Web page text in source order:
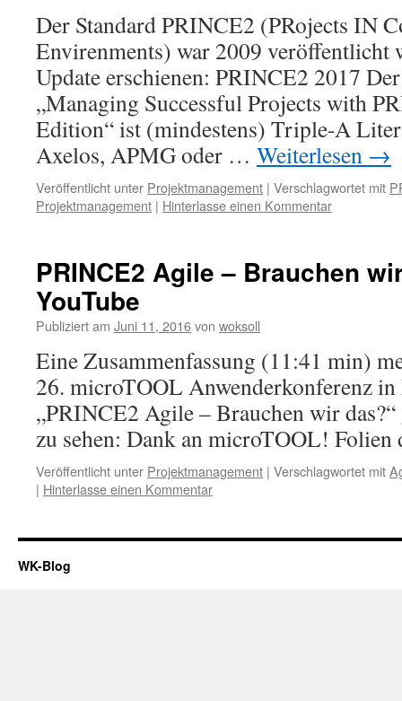
Der Standard PRINCE2 (PRojects IN
Envirenments) war 2009 veröffentlicht
Update erschienen: PRINCE2 2017
„Managing Successful Projects with
Edition“ ist (mindestens) Triple-A
Axelos, APMG oder … Weiterlesen →
Veröffentlicht unter Projektmanagement | Verschlagwortet mit
Projektmanagement | Hinterlasse einen Kommentar
PRINCE2 Agile – Brauchen
YouTube
Publiziert am Juni 11, 2016von woksoll
Eine Zusammenfassung (11:41 min)
26. microTOOL Anwenderkonferenz
„PRINCE2 Agile – Brauchen wir
zu sehen: Dank an microTOOL! Folien
Veröffentlicht unter Projektmanagement | Verschlagwortet mit
| Hinterlasse einen Kommentar
WK-Blog